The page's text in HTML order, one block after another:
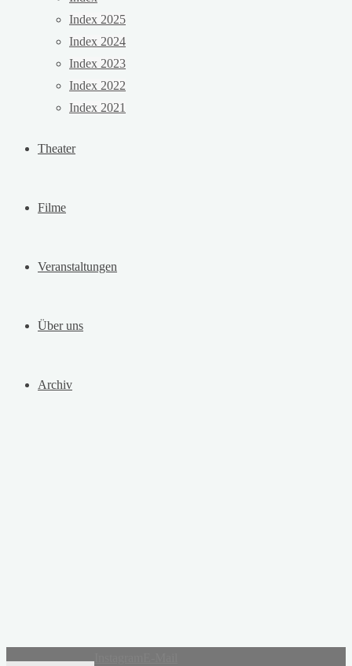
Index 2025
Index 2024
Index 2023
Index 2022
Index 2021
Theater
Filme
Veranstaltungen
Über uns
Archiv